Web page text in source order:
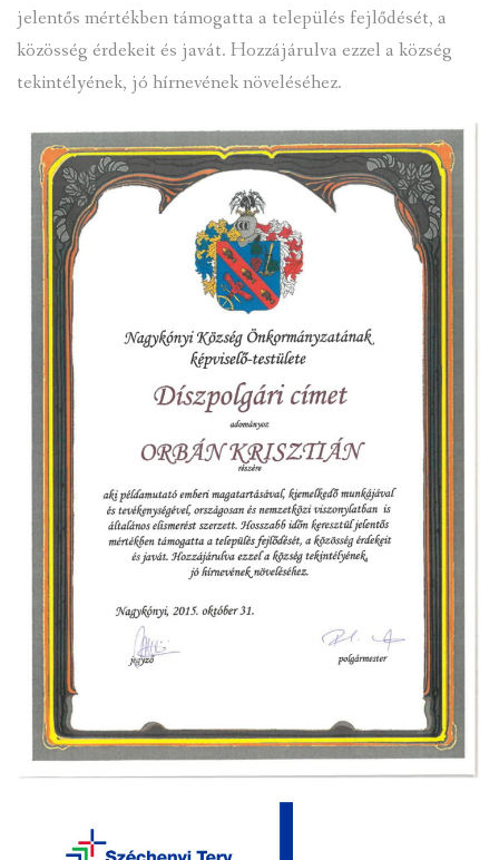
jelentős mértékben támogatta a település fejlődését, a
közösség érdekeit és javát. Hozzájárulva ezzel a község
tekintélyének, jó hírnevének növeléséhez.